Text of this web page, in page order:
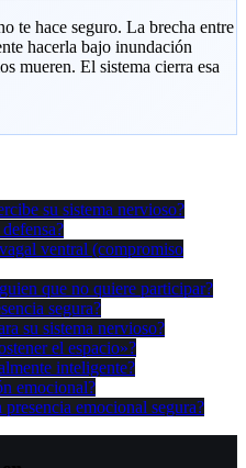
te hace seguro. La brecha entre
hacerla bajo inundación
mueren. El sistema cierra esa
su sistema nervioso?
ventral (compromiso
que no quiere participar?
segura?
su sistema nervioso?
el espacio»?
inteligente?
emocional?
emocional segura?